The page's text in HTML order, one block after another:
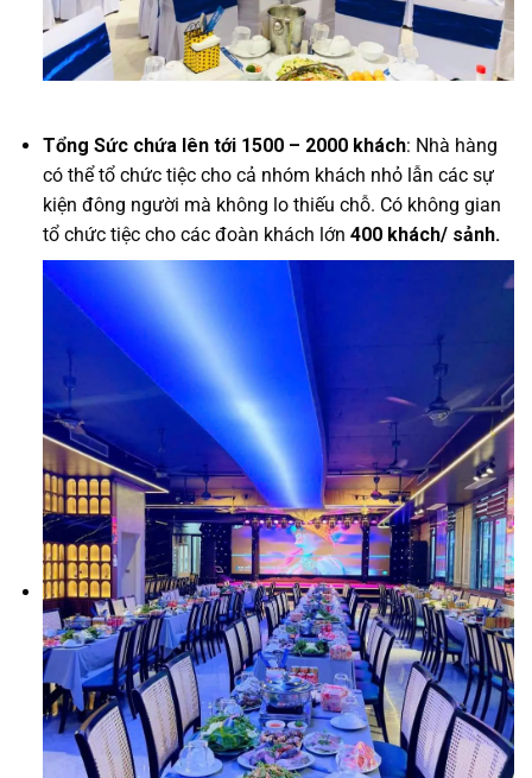
Tổng Sức chứa lên tới 1500 – 2000 khách: Nhà hàng
có thể tổ chức tiệc cho cả nhóm khách nhỏ lẫn các sự
kiện đông người mà không lo thiếu chỗ. Có không gian
tổ chức tiệc cho các đoàn khách lớn 400 khách/ sảnh.